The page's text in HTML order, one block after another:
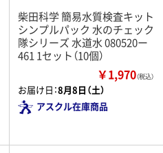
柴田科学 簡易水質検査キット
シンプルパック 水のチェック
隊シリーズ 水道水 080520ー
461 1セット（10個）
￥1,970（税込）
お届け日：8月8日（土）
アスクル在庫商品